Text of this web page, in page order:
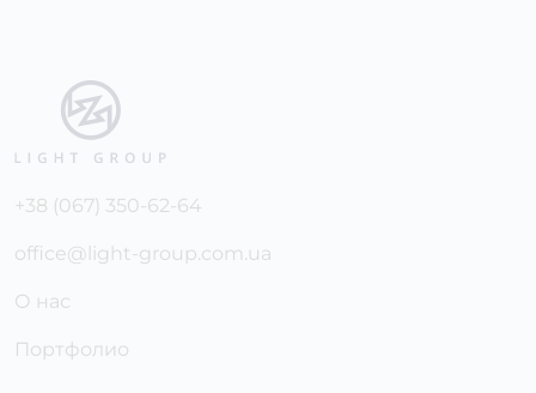
+38 (067) 350-62-64
office@light-group.com.ua
О нас
Портфолио